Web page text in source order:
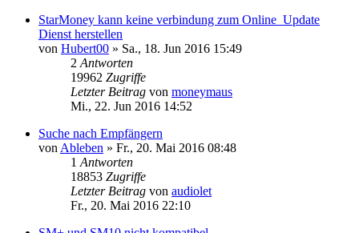
StarMoney kann keine verbindung zum Online_Update
Dienst herstellen
von Hubert00 » Sa., 18. Jun 2016 15:49
2 Antworten
19962 Zugriffe
Letzter Beitrag von moneymaus
Mi., 22. Jun 2016 14:52
Suche nach Empfängern
von Ableben » Fr., 20. Mai 2016 08:48
1 Antworten
18853 Zugriffe
Letzter Beitrag von audiolet
Fr., 20. Mai 2016 22:10